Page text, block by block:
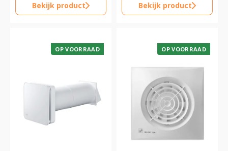
Bekijk product Bekijk product
OP VOORRAAD OP VOORRAAD